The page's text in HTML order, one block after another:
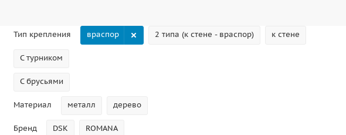
Тип крепления 2 типа (к стене - враспор)
враспор к стене
С турником
С брусьями
Материал металл дерево
Бренд DSK ROMANA